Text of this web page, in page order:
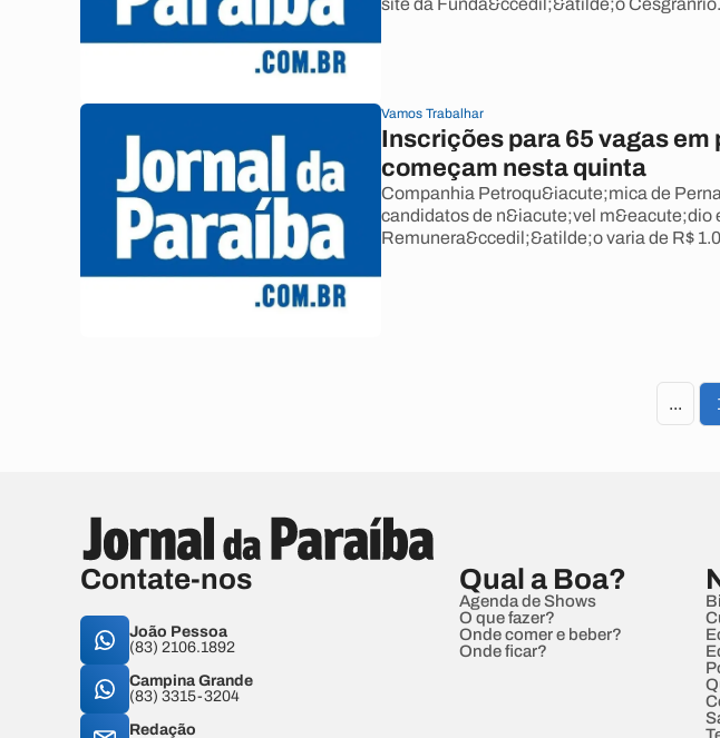
site da Funda&ccedil;&atilde;o Cesgranrio.
Vamos Trabalhar
Inscrições para 65 vagas
começam nesta quinta
Companhia Petroqu&iacute;mica de
candidatos de n&iacute;vel m&eacute;dio
Remunera&ccedil;&atilde;o varia de R$
...
Contate-nos
João Pessoa
(83) 2106.1892
Campina Grande
(83) 3315-3204
Redação
Qual a Boa?
Agenda de Shows
O que fazer?
Onde comer e beber?
Onde ficar?